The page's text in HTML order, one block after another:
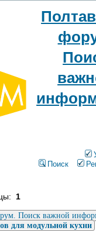
Поиск
1
Поиск важной
для модульной кухни